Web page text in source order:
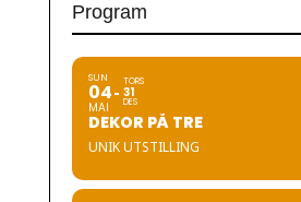
Program
SUN
04
MAI
TORS
31
DES
DEKOR PÅ TRE
UNIK UTSTILLING